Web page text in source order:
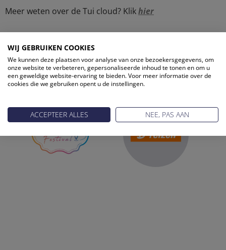
Meer weten over de Tui cloud? Klikhier
ONZE PARTNERS
WIJ GEBRUIKEN COOKIES
We kunnen deze plaatsen voor analyse van onze bezoekersgegevens, om
onze website te verbeteren, gepersonaliseerde inhoud te tonen en om u
een geweldige website-ervaring te bieden. Voor meer informatie over de
cookies die we gebruiken opent u de instellingen.
ACCEPTEER ALLES NEE, PAS AAN